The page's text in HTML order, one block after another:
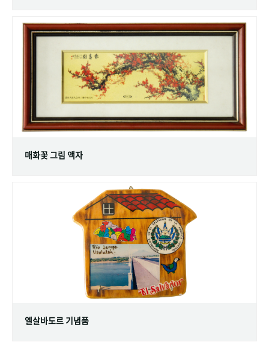
매화꽃 그림 액자
엘살바도르 기념품